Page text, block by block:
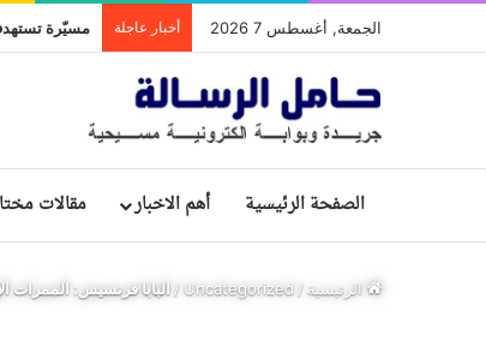
الجمعة, أغسطس 7 2026 أخبار عاجلة مسيّرة تستهدف
الصفحة الرئيسية أهم الاخبار مقالات
الرئيسية/
Uncategorized
/البابا فرنسيس: الممرات